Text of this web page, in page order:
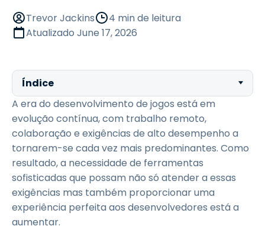
Trevor Jackins
4 min de leitura
Atualizado June 17, 2026
Índice
A era do desenvolvimento de jogos está em
evolução contínua, com trabalho remoto,
colaboração e exigências de alto desempenho a
tornarem-se cada vez mais predominantes. Como
resultado, a necessidade de ferramentas
sofisticadas que possam não só atender a essas
exigências mas também proporcionar uma
experiência perfeita aos desenvolvedores está a
aumentar.